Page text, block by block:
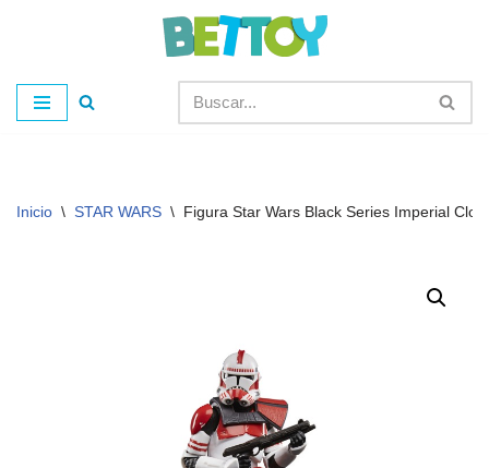
al
contenido
Inicio \ STAR WARS \ Figura Star Wars Black Series Imperial